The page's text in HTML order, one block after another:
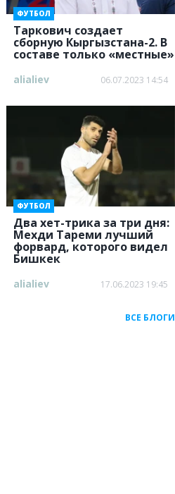
Таркович создает
сборную Кыргызстана-2. В
составе только «местные»
ФУТБОЛ
alialiev 06.07.2023 14:54
Два хет-трика за три дня:
Мехди Тареми лучший
форвард, которого видел
Бишкек
ФУТБОЛ
alialiev 17.06.2023 19:45
ВСЕ БЛОГИ